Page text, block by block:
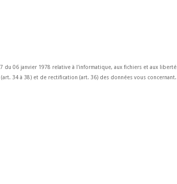
du 06 janvier 1978 relative à l'informatique, aux fichiers et aux
34 à 38) et de rectification (art. 36) des données vous concernant.